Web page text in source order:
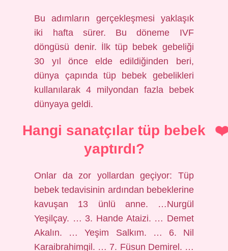
Bu adımların gerçekleşmesi yaklaşık
iki hafta sürer. Bu döneme IVF
döngüsü denir. İlk tüp bebek gebeliği
30 yıl önce elde edildiğinden beri,
dünya çapında tüp bebek gebelikleri
kullanılarak 4 milyondan fazla bebek
dünyaya geldi.
Hangi sanatçılar tüp bebek
yaptırdı?
Onlar da zor yollardan geçiyor: Tüp
bebek tedavisinin ardından bebeklerine
kavuşan 13 ünlü anne. …Nurgül
Yeşilçay. … 3. Hande Ataizi. … Demet
Akalın. … Yeşim Salkım. … 6. Nil
Karaibrahimgil. … 7. Füsun Demirel. …